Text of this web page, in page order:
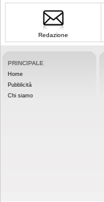
Redazione
PRINCIPALE
Home
Pubblicità
Chi siamo